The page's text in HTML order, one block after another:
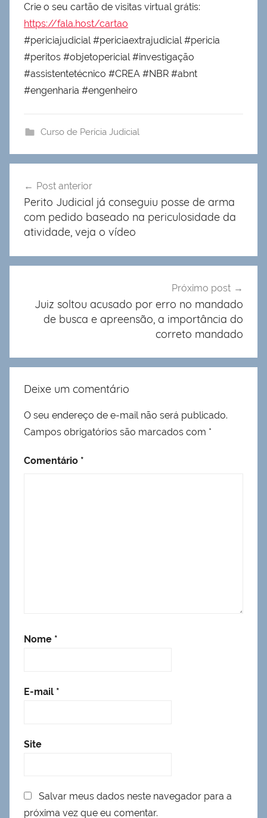
Crie o seu cartão de visitas virtual grátis:
https://fala.host/cartao
#periciajudicial #periciaextrajudicial #pericia
#peritos #objetopericial #investigação
#assistentetécnico #CREA #NBR #abnt
#engenharia #engenheiro
Curso de Perícia Judicial
de
Post
Post anterior
Perito Judicial já conseguiu posse de arma
com pedido baseado na periculosidade da
atividade, veja o vídeo
Próximo post
Juiz soltou acusado por erro no mandado
de busca e apreensão, a importância do
correto mandado
Deixe um comentário
O seu endereço de e-mail não será publicado.
Campos obrigatórios são marcados com *
Comentário *
Nome *
E-mail *
Site
Salvar meus dados neste navegador para a
próxima vez que eu comentar.